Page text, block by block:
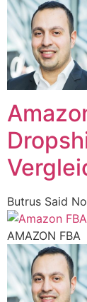
Butrus Said
AMAZON FBA